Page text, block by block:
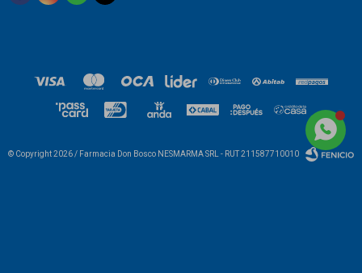
© Copyright 2026 / Farmacia Don Bosco NESMARMA SRL - RUT 211587710010